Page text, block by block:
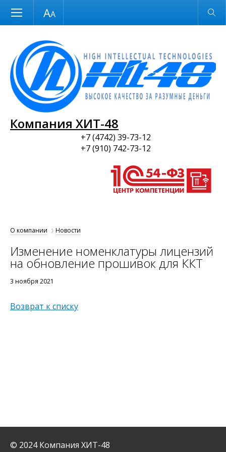
Размер шрифта Обычная версия
Компания ХИТ-48
+7 (4742) 39-73-12
+7 (910) 742-73-12
О компании Новости
Изменение номенклатуры лицензий
на обновление прошивок для ККТ
3 ноября 2021
Возврат к списку
© 2024 Компания ХИТ-48